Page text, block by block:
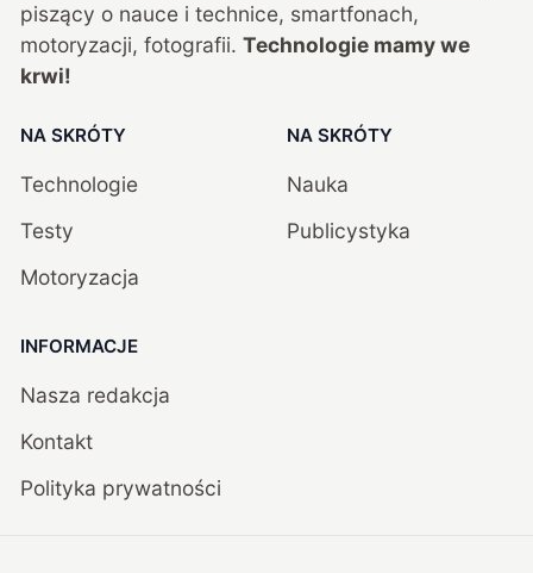
piszący o nauce i technice, smartfonach,
motoryzacji, fotografii. Technologie mamy we
krwi!
NA SKRÓTY
Technologie
Testy
Motoryzacja
NA SKRÓTY
Nauka
Publicystyka
INFORMACJE
Nasza redakcja
Kontakt
Polityka prywatności